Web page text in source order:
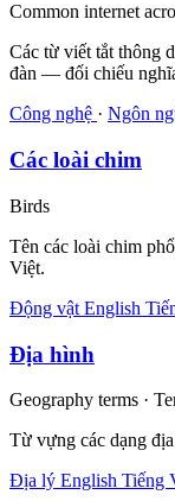
Common internet
Các từ viết tắt thông
đàn — đối chiếu
Công nghệ · Ngôn
Các loài chim
Birds
Tên các loài chim
Việt.
Động vật English
Địa hình
Geography terms ·
Từ vựng các dạng
Địa lý English Tiếng